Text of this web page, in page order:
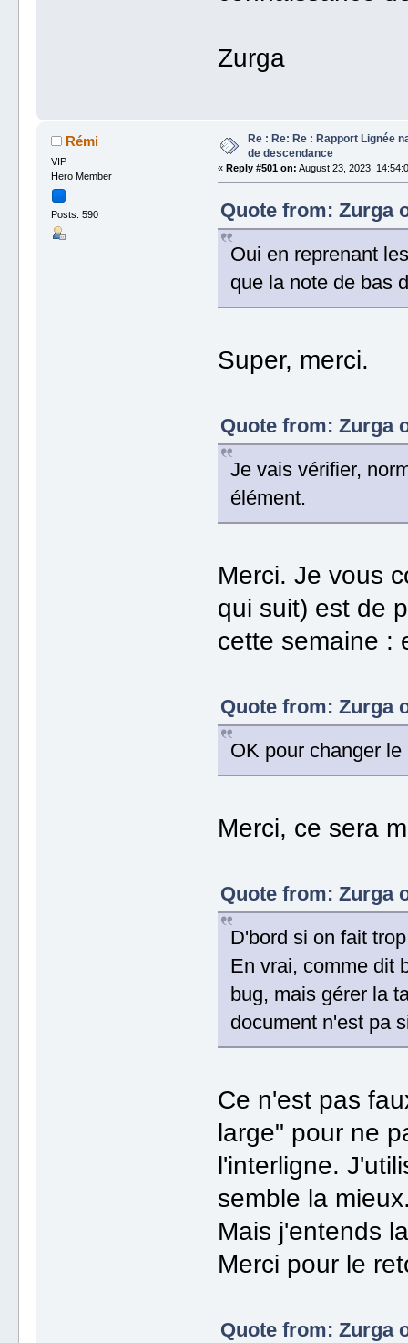
Zurga
Rémi
VIP
Hero Member
Posts: 590
Re : Re: Re : Rapport Lignée
de descendance
«Reply #501 on: August 23, 2023,
Quote from: Zurga
Oui en reprenant
que la note de bas
Super, merci.
Quote from: Zurga
Je vais vérifier,
élément.
Merci. Je vous
qui suit) est de
cette semaine :
Quote from: Zurga
OK pour changer le
Merci, ce sera
Quote from: Zurga
D'bord si on fait
En vrai, comme dit
bug, mais gérer la
document n'est pa
Ce n'est pas
large" pour ne
l'interligne.
semble la
Mais j'entends
Merci pour le
Quote from: Zurga